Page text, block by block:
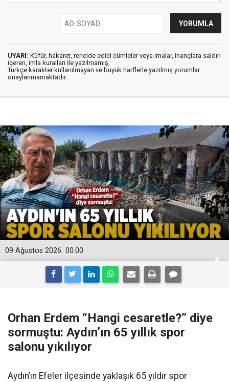
UYARI: Küfür, hakaret, rencide edici cümleler veya imalar, inançlara saldırı
içeren, imla kuralları ile yazılmamış,
Türkçe karakter kullanılmayan ve büyük harflerle yazılmış yorumlar
onaylanmamaktadır.
00:00
09 Ağustos 2026
Orhan Erdem “Hangi cesaretle?” diye
sormuştu: Aydın’ın 65 yıllık spor
salonu yıkılıyor
Aydın’ın Efeler ilçesinde yaklaşık 65 yıldır spor